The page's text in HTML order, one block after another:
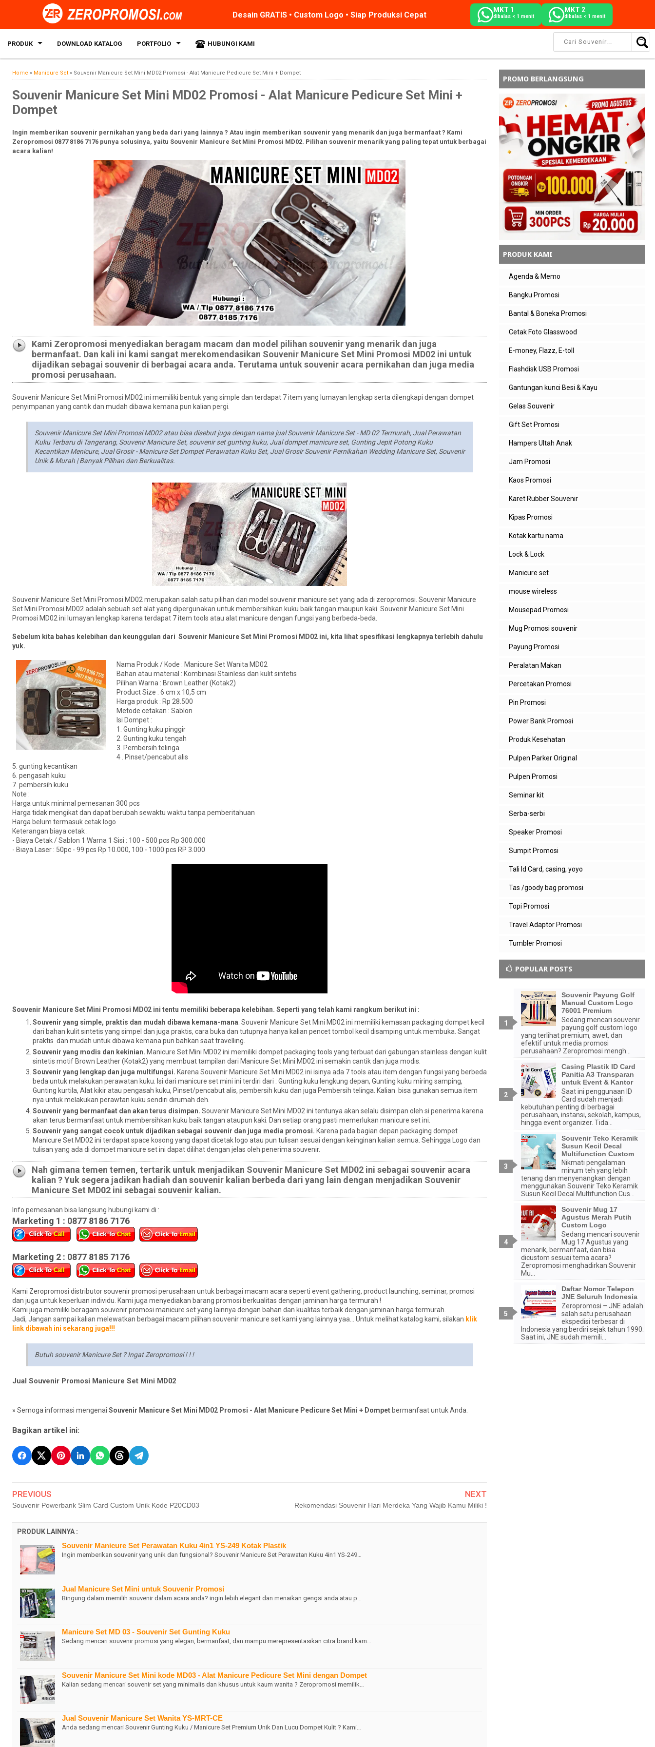
Desain GRATIS • Custom Logo • Siap Produksi Cepat
MKT 1
dibalas < 1 menit
MKT 2
dibalas < 1 menit
PRODUK DOWNLOAD KATALOG PORTFOLIO HUBUNGI KAMI
Home » Manicure Set » Souvenir Manicure Set Mini MD02 Promosi - Alat Manicure Pedicure Set Mini + Dompet
Souvenir Manicure Set Mini MD02 Promosi - Alat Manicure Pedicure Set Mini +
Dompet
Ingin memberikan souvenir pernikahan yang beda dari yang lainnya ? Atau ingin memberikan souvenir yang menarik dan juga bermanfaat ? Kami
Zeropromosi 0877 8186 7176 punya solusinya, yaitu Souvenir Manicure Set Mini Promosi MD02. Pilihan souvenir menarik yang paling tepat untuk berbagai
acara kalian!
Kami Zeropromosi menyediakan beragam macam dan model pilihan souvenir yang menarik dan juga
bermanfaat. Dan kali ini kami sangat merekomendasikan Souvenir Manicure Set Mini Promosi MD02 ini untuk
dijadikan sebagai souvenir di berbagai acara anda. Terutama untuk souvenir acara pernikahan dan juga media
promosi perusahaan.
Souvenir Manicure Set Mini Promosi MD02 ini memiliki bentuk yang simple dan terdapat 7 item yang lumayan lengkap serta dilengkapi dengan dompet
penyimpanan yang cantik dan mudah dibawa kemana pun kalian pergi.
Souvenir Manicure Set Mini Promosi MD02 atau bisa disebut juga dengan nama jual Souvenir Manicure Set - MD 02 Termurah, Jual Perawatan
Kuku Terbaru di Tangerang, Souvenir Manicure Set, souvenir set gunting kuku, Jual dompet manicure set, Gunting Jepit Potong Kuku
Kecantikan Menicure, Jual Grosir - Manicure Set Dompet Perawatan Kuku Set, Jual Grosir Souvenir Pernikahan Wedding Manicure Set, Souvenir
Unik & Murah | Banyak Pilihan dan Berkualitas.
Souvenir Manicure Set Mini Promosi MD02 merupakan salah satu pilihan dari model souvenir manicure set yang ada di zeropromosi. Souvenir Manicure
Set Mini Promosi MD02 adalah sebuah set alat yang dipergunakan untuk membersihkan kuku baik tangan maupun kaki. Souvenir Manicure Set Mini
Promosi MD02 ini lumayan lengkap karena terdapat 7 item tools atau alat manicure dengan fungsi yang berbeda-beda.
Sebelum kita bahas kelebihan dan keunggulan dari Souvenir Manicure Set Mini Promosi MD02 ini, kita lihat spesifikasi lengkapnya terlebih dahulu
yuk.
Nama Produk / Kode : Manicure Set Wanita MD02
Bahan atau material : Kombinasi Stainless dan kulit sintetis
Pilihan Warna : Brown Leather (Kotak2)
Product Size : 6 cm x 10,5 cm
Harga produk : Rp 28.500
Metode cetakan : Sablon
Isi Dompet :
1. Gunting kuku pinggir
2. Gunting kuku tengah
3. Pembersih telinga
4 . Pinset/pencabut alis
5. gunting kecantikan
6. pengasah kuku
7. pembersih kuku
Note :
Harga untuk minimal pemesanan 300 pcs
Harga tidak mengikat dan dapat berubah sewaktu waktu tanpa pemberitahuan
Harga belum termasuk cetak logo
Keterangan biaya cetak :
- Biaya Cetak / Sablon 1 Warna 1 Sisi : 100 - 500 pcs Rp 300.000
- Biaya Laser : 50pc - 99 pcs Rp 10.000, 100 - 1000 pcs RP 3.000
Souvenir Manicure Set Mini Promosi MD02 ini tentu memiliki beberapa kelebihan. Seperti yang telah kami rangkum berikut ini :
Souvenir yang simple, praktis dan mudah dibawa kemana-mana . Souvenir Manicure Set Mini MD02 ini memiliki kemasan packaging dompet kecil
dari bahan kulit sintetis yang simpel dan juga praktis, cara buka dan tutupnya hanya kalian pencet tombol kecil disamping untuk membuka. Sangat
praktis dan mudah untuk dibawa kemana pun bahkan saat travelling.
Souvenir yang modis dan kekinian. Manicure Set Mini MD02 ini memiliki dompet packaging tools yang terbuat dari gabungan stainless dengan kulit
sintetis motif Brown Leather (Kotak2) yang membuat tampilan dari Manicure Set Mini MD02 ini semakin cantik dan juga modis.
Souvenir yang lengkap dan juga multifungsi. Karena Souvenir Manicure Set Mini MD02 ini isinya ada 7 tools atau item dengan fungsi yang berbeda
beda untuk melakukan perawatan kuku. Isi dari manicure set mini ini terdiri dari : Gunting kuku lengkung depan, Gunting kuku miring samping,
Gunting kurtila, Alat kikir atau pengasah kuku, Pinset/pencabut alis, pembersih kuku dan juga Pembersih telinga. Kalian bisa gunakan semua item
nya untuk melakukan perawtan kuku sendiri dirumah deh.
Souvenir yang bermanfaat dan akan terus disimpan. Souvenir Manicure Set Mini MD02 ini tentunya akan selalu disimpan oleh si penerima karena
akan terus bermanfaat untuk membersihkan kuku baik tangan ataupun kaki. Dan setiap orang pasti memerlukan manicure set ini.
Souvenir yang sangat cocok untuk dijadikan sebagai souvenir dan juga media promosi. Karena pada bagian depan packaging dompet
Manicure Set MD02 ini terdapat space kosong yang dapat dicetak logo atau pun tulisan sesuai dengan keinginan kalian semua. Sehingga Logo dan
tulisan yang ada di dompet manicure set ini dapat dilihat dengan jelas oleh penerima souvenir.
Nah gimana temen temen, tertarik untuk menjadikan Souvenir Manicure Set MD02 ini sebagai souvenir acara
kalian ? Yuk segera jadikan hadiah dan souvenir kalian berbeda dari yang lain dengan menjadikan Souvenir
Manicure Set MD02 ini sebagai souvenir kalian.
Info pemesanan bisa langsung hubungi kami di :
Marketing 1 : 0877 8186 7176
Marketing 2 : 0877 8185 7176
Kami Zeropromosi distributor souvenir promosi perusahaan untuk berbagai macam acara seperti event gathering, product launching, seminar, promosi
dan juga untuk keperluan individu. Kami juga menyediakan barang promosi berkualitas dengan jaminan harga termurah !
Kami juga memiliki beragam souvenir promosi manicure set yang lainnya dengan bahan dan kualitas terbaik dengan jaminan harga termurah.
Jadi, Jangan sampai kalian melewatkan berbagai macam pilihan souvenir manicure set kami yang lainnya yaa... Untuk melihat katalog kami, silakan klik
link dibawah ini sekarang juga!!!
Butuh souvenir Manicure Set ? Ingat Zeropromosi ! ! !
Jual Souvenir Promosi Manicure Set Mini MD02
» Semoga informasi mengenai Souvenir Manicure Set Mini MD02 Promosi - Alat Manicure Pedicure Set Mini + Dompet bermanfaat untuk Anda.
Bagikan artikel ini:
PREVIOUS
Souvenir Powerbank Slim Card Custom Unik Kode P20CD03
NEXT
Rekomendasi Souvenir Hari Merdeka Yang Wajib Kamu Miliki !
PRODUK LAINNYA :
Souvenir Manicure Set Perawatan Kuku 4in1 YS-249 Kotak Plastik
Ingin memberikan souvenir yang unik dan fungsional? Souvenir Manicure Set Perawatan Kuku 4in1 YS-249…
Jual Manicure Set Mini untuk Souvenir Promosi
Bingung dalam memilih souvenir dalam acara anda? ingin lebih elegant dan menaikan gengsi anda atau p…
Manicure Set MD 03 - Souvenir Set Gunting Kuku
Sedang mencari souvenir promosi yang elegan, bermanfaat, dan mampu merepresentasikan citra brand kam…
Souvenir Manicure Set Mini kode MD03 - Alat Manicure Pedicure Set Mini dengan Dompet
Kalian sedang mencari souvenir set yang minimalis dan khusus untuk kaum wanita ? Zeropromosi memilik…
Jual Souvenir Manicure Set Wanita YS-MRT-CE
Anda sedang mencari Souvenir Gunting Kuku / Manicure Set Premium Unik Dan Lucu Dompet Kulit ? Kami…
PROMO BERLANGSUNG
PRODUK KAMI
Agenda & Memo
Bangku Promosi
Bantal & Boneka Promosi
Cetak Foto Glasswood
E-money, Flazz, E-toll
Flashdisk USB Promosi
Gantungan kunci Besi & Kayu
Gelas Souvenir
Gift Set Promosi
Hampers Ultah Anak
Jam Promosi
Kaos Promosi
Karet Rubber Souvenir
Kipas Promosi
Kotak kartu nama
Lock & Lock
Manicure set
mouse wireless
Mousepad Promosi
Mug Promosi souvenir
Payung Promosi
Peralatan Makan
Percetakan Promosi
Pin Promosi
Power Bank Promosi
Produk Kesehatan
Pulpen Parker Original
Pulpen Promosi
Seminar kit
Serba-serbi
Speaker Promosi
Sumpit Promosi
Tali Id Card, casing, yoyo
Tas /goody bag promosi
Topi Promosi
Travel Adaptor Promosi
Tumbler Promosi
POPULAR POSTS
Souvenir Payung Golf
Manual Custom Logo
76001 Premium
Sedang mencari souvenir
payung golf custom logo
yang terlihat premium, awet, dan
efektif untuk media promosi
perusahaan? Zeropromosi mengh...
Casing Plastik ID Card
Panitia A3 Transparan
untuk Event & Kantor
Saat ini penggunaan ID
Card sudah menjadi
kebutuhan penting di berbagai
perusahaan, instansi, sekolah, kampus,
hingga event organizer. Tida...
Souvenir Teko Keramik
Susun Kecil Decal
Multifunction Custom
Nikmati pengalaman
minum teh yang lebih
tenang dan menyenangkan dengan
menggunakan Souvenir Teko Keramik
Susun Kecil Decal Multifunction Cus...
Souvenir Mug 17
Agustus Merah Putih
Custom Logo
Sedang mencari souvenir
Mug 17 Agustus yang
menarik, bermanfaat, dan bisa
dicustom sesuai tema acara?
Zeropromosi menghadirkan Souvenir
Mu...
Daftar Nomor Telepon
JNE Seluruh Indonesia
Zeropromosi – JNE adalah
salah satu perusahaan
ekspedisi terbesar di
Indonesia yang berdiri sejak tahun 1990.
Saat ini, JNE sudah memili...